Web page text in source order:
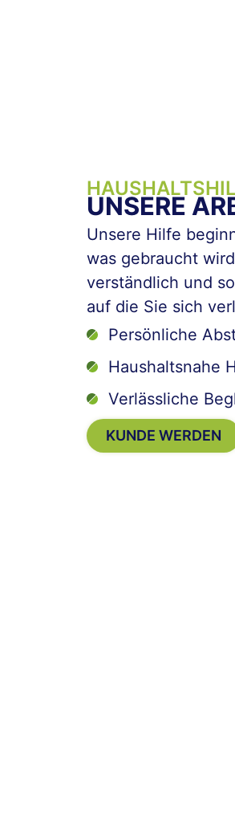
UNSERE
Unsere Hilfe
was gebraucht
verständlich und
auf die Sie sich
Persönliche
Haushaltsnahe
Verlässliche
KUNDE WERDEN